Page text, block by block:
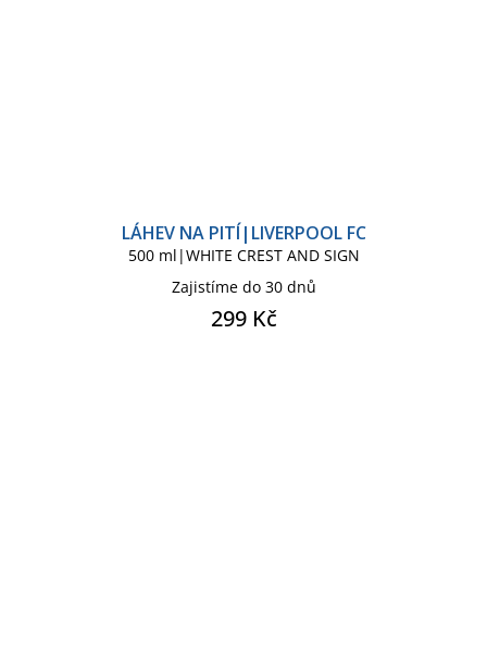
LÁHEV NA PITÍ|LIVERPOOL FC
500 ml|WHITE CREST AND SIGN
Zajistíme do 30 dnů
299 Kč